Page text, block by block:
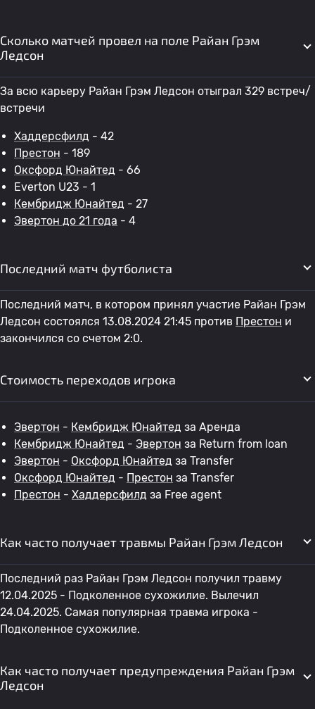
Сколько матчей провел на поле Райан Грэм
Ледсон
За всю карьеру Райан Грэм Ледсон отыграл 329 встреч/
встречи
Хаддерсфилд - 42
Престон - 189
Оксфорд Юнайтед - 66
Everton U23 - 1
Кембридж Юнайтед - 27
Эвертон до 21 года - 4
Последний матч футболиста
Последний матч, в котором принял участие Райан Грэм
Ледсон состоялся 13.08.2024 21:45 против Престон и
закончился со счетом 2:0.
Стоимость переходов игрока
Эвертон - Кембридж Юнайтед за Аренда
Кембридж Юнайтед - Эвертон за Return from loan
Эвертон - Оксфорд Юнайтед за Transfer
Оксфорд Юнайтед - Престон за Transfer
Престон - Хаддерсфилд за Free agent
Как часто получает травмы Райан Грэм Ледсон
Последний раз Райан Грэм Ледсон получил травму
12.04.2025 - Подколенное сухожилие. Вылечил
24.04.2025. Самая популярная травма игрока -
Подколенное сухожилие.
Как часто получает предупреждения Райан Грэм
Ледсон